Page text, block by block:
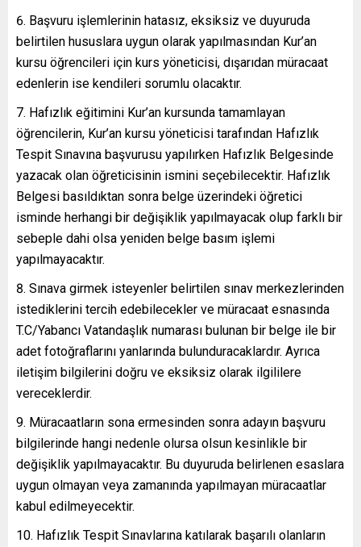
Başvuru işlemlerinin hatasız, eksiksiz ve duyuruda
belirtilen hususlara uygun olarak yapılmasından Kur’an
kursu öğrencileri için kurs yöneticisi, dışarıdan müracaat
edenlerin ise kendileri sorumlu olacaktır.
Hafızlık eğitimini Kur’an kursunda tamamlayan
öğrencilerin, Kur’an kursu yöneticisi tarafından Hafızlık
Tespit Sınavına başvurusu yapılırken Hafızlık Belgesinde
yazacak olan öğreticisinin ismini seçebilecektir. Hafızlık
Belgesi basıldıktan sonra belge üzerindeki öğretici
isminde herhangi bir değişiklik yapılmayacak olup farklı bir
sebeple dahi olsa yeniden belge basım işlemi
yapılmayacaktır.
Sınava girmek isteyenler belirtilen sınav merkezlerinden
istediklerini tercih edebilecekler ve müracaat esnasında
T.C/Yabancı Vatandaşlık numarası bulunan bir belge ile bir
adet fotoğraflarını yanlarında bulunduracaklardır. Ayrıca
iletişim bilgilerini doğru ve eksiksiz olarak ilgililere
vereceklerdir.
Müracaatların sona ermesinden sonra adayın başvuru
bilgilerinde hangi nedenle olursa olsun kesinlikle bir
değişiklik yapılmayacaktır. Bu duyuruda belirlenen esaslara
uygun olmayan veya zamanında yapılmayan müracaatlar
kabul edilmeyecektir.
Hafızlık Tespit Sınavlarına katılarak başarılı olanların